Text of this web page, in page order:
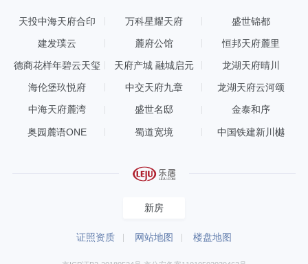
天投中海天府合印 万科星耀天府 盛世锦都
建发璞云 麓府公馆 恒邦天府麓里
德商花样年碧云天玺 天府产城 融城启元 龙湖天府晴川
海伦堡玖悦府 中交天府九章 龙湖天府云河颂
中海天府麓湾 盛世名邸 金泰和序
奥园麓语ONE 蜀道宽境 中国铁建新川樾
新房
证照资质 网站地图 楼盘地图